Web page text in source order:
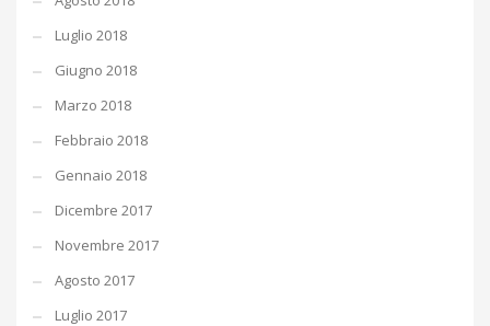
Luglio 2018
Giugno 2018
Marzo 2018
Febbraio 2018
Gennaio 2018
Dicembre 2017
Novembre 2017
Agosto 2017
Luglio 2017